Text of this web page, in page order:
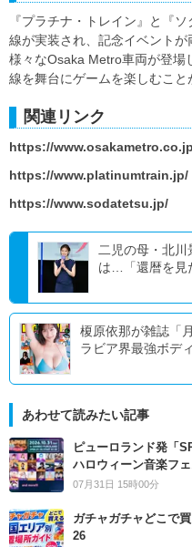
『プラチナ・トレイン』と『
線が実装され、記念イベント
様々なOsaka Metro車両が登場
線を舞台にゲームを楽しむこと
関連リンク
https://
https://www.platinumtrain.jp/
https://www.sodatetsu.jp/
二児の母・北
は…「還暦を見
榎原依那が雑誌「
ラビア界最強ボディ
あわせて読みたい記事
ピューロランド発「
ハロウィーン音楽フェ
07月31日 15時00分
ガチャガチャどこで
26